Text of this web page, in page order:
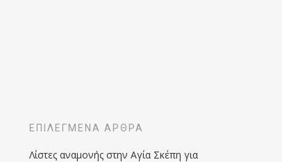
ΕΠΙΛΕΓΜΈΝΑ ΆΡΘΡΑ
Λίστες αναμονής στην Αγία Σκέπη για